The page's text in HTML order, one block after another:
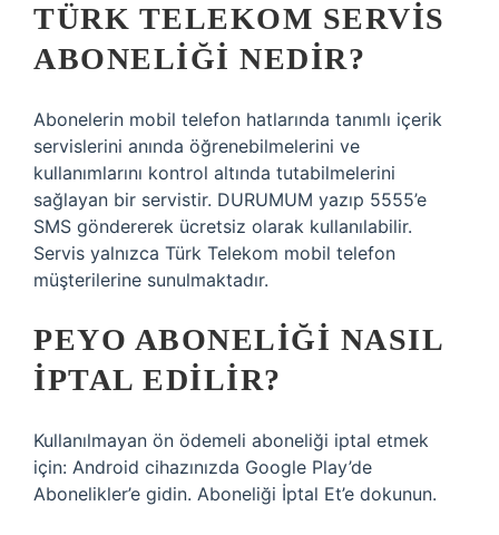
TÜRK TELEKOM SERVIS
ABONELIĞI NEDIR?
Abonelerin mobil telefon hatlarında tanımlı içerik
servislerini anında öğrenebilmelerini ve
kullanımlarını kontrol altında tutabilmelerini
sağlayan bir servistir. DURUMUM yazıp 5555’e
SMS göndererek ücretsiz olarak kullanılabilir.
Servis yalnızca Türk Telekom mobil telefon
müşterilerine sunulmaktadır.
PEYO ABONELIĞI NASIL
IPTAL EDILIR?
Kullanılmayan ön ödemeli aboneliği iptal etmek
için: Android cihazınızda Google Play’de
Abonelikler’e gidin. Aboneliği İptal Et’e dokunun.